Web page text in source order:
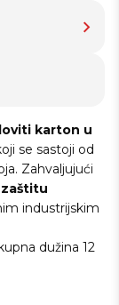
karton u
se sastoji od
Zahvaljujući
industrijskim
dužina 12